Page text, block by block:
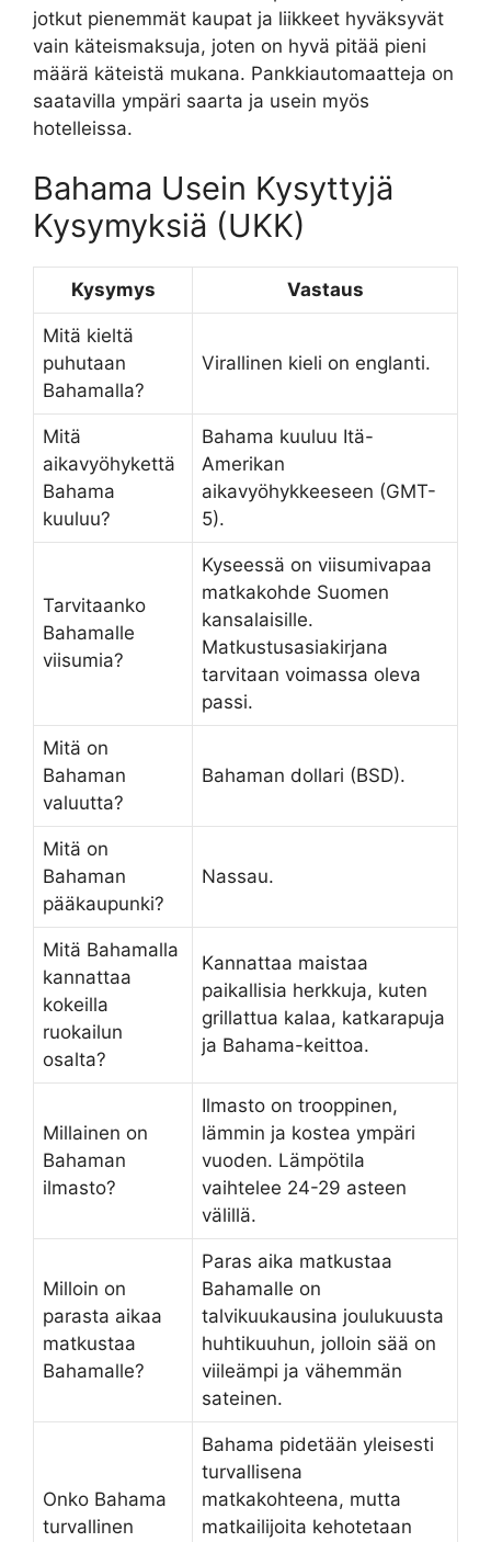
jotkut pienemmät kaupat ja liikkeet hyväksyvät
vain käteismaksuja, joten on hyvä pitää pieni
määrä käteistä mukana. Pankkiautomaatteja on
saatavilla ympäri saarta ja usein myös
hotelleissa.
Bahama Usein Kysyttyjä
Kysymyksiä (UKK)
Kysymys Vastaus
Mitä kieltä
puhutaan
Bahamalla?
Virallinen kieli on englanti.
Mitä
aikavyöhykettä
Bahama
kuuluu?
Bahama kuuluu Itä-
Amerikan
aikavyöhykkeeseen (GMT-
5).
Tarvitaanko
Bahamalle
viisumia?
Kyseessä on viisumivapaa
matkakohde Suomen
kansalaisille.
Matkustusasiakirjana
tarvitaan voimassa oleva
passi.
Mitä on
Bahaman
valuutta?
Bahaman dollari (BSD).
Mitä on
Bahaman
pääkaupunki?
Nassau.
Mitä Bahamalla
kannattaa
kokeilla
ruokailun
osalta?
Kannattaa maistaa
paikallisia herkkuja, kuten
grillattua kalaa, katkarapuja
ja Bahama-keittoa.
Millainen on
Bahaman
ilmasto?
Ilmasto on trooppinen,
lämmin ja kostea ympäri
vuoden. Lämpötila
vaihtelee 24-29 asteen
välillä.
Milloin on
parasta aikaa
matkustaa
Bahamalle?
Paras aika matkustaa
Bahamalle on
talvikuukausina joulukuusta
huhtikuuhun, jolloin sää on
viileämpi ja vähemmän
sateinen.
Onko Bahama
turvallinen
Bahama pidetään yleisesti
turvallisena
matkakohteena, mutta
matkailijoita kehotetaan